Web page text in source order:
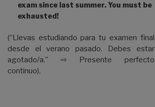
exam since last summer. You must be
exhausted!
(“Llevas estudiando para tu examen final
desde el verano pasado. Debes estar
agotado/a.” ⇨ Presente perfecto
continuo).